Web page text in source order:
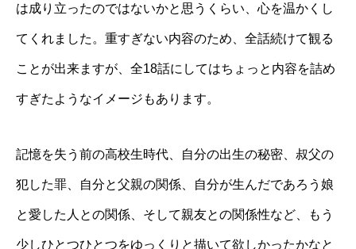
は成り立ったのではないかと思うくらい、心を温かくし
てくれました。重すぎない内容のため、全話続けて観る
ことが出来ますが、全18話にしてはちょっと内容を詰め
すぎたようなイメージもあります。
記憶を失う前の高校生時代、自分の出生の秘密、叔父の
犯した罪、自分と父親の関係、自分が生んだであろう娘
と愛した人との関係、そして親友との関係性など、もう
少しひとつひとつをゆっくりと描いて欲しかったかなと